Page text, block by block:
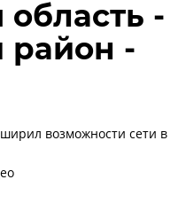
-
район -
возможности сети в